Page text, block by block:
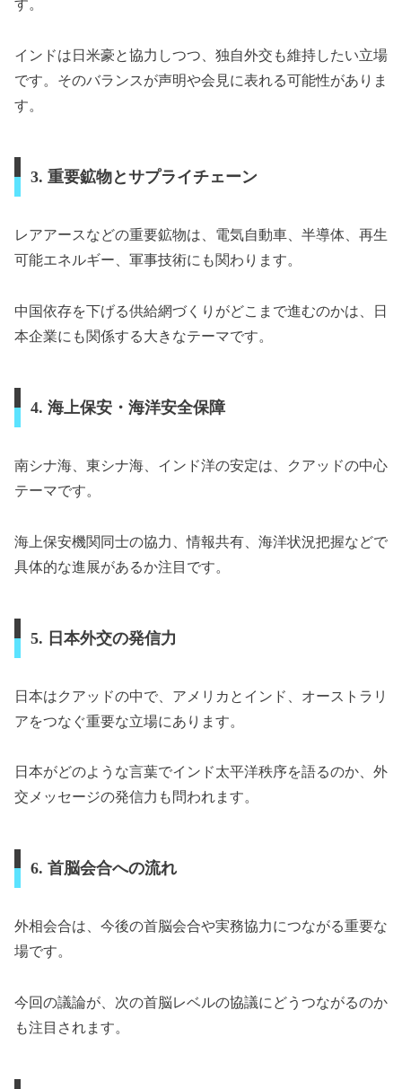
す。
インドは日米豪と協力しつつ、独自外交も維持したい立場
です。そのバランスが声明や会見に表れる可能性がありま
す。
3. 重要鉱物とサプライチェーン
レアアースなどの重要鉱物は、電気自動車、半導体、再生
可能エネルギー、軍事技術にも関わります。
中国依存を下げる供給網づくりがどこまで進むのかは、日
本企業にも関係する大きなテーマです。
4. 海上保安・海洋安全保障
南シナ海、東シナ海、インド洋の安定は、クアッドの中心
テーマです。
海上保安機関同士の協力、情報共有、海洋状況把握などで
具体的な進展があるか注目です。
5. 日本外交の発信力
日本はクアッドの中で、アメリカとインド、オーストラリ
アをつなぐ重要な立場にあります。
日本がどのような言葉でインド太平洋秩序を語るのか、外
交メッセージの発信力も問われます。
6. 首脳会合への流れ
外相会合は、今後の首脳会合や実務協力につながる重要な
場です。
今回の議論が、次の首脳レベルの協議にどうつながるのか
も注目されます。